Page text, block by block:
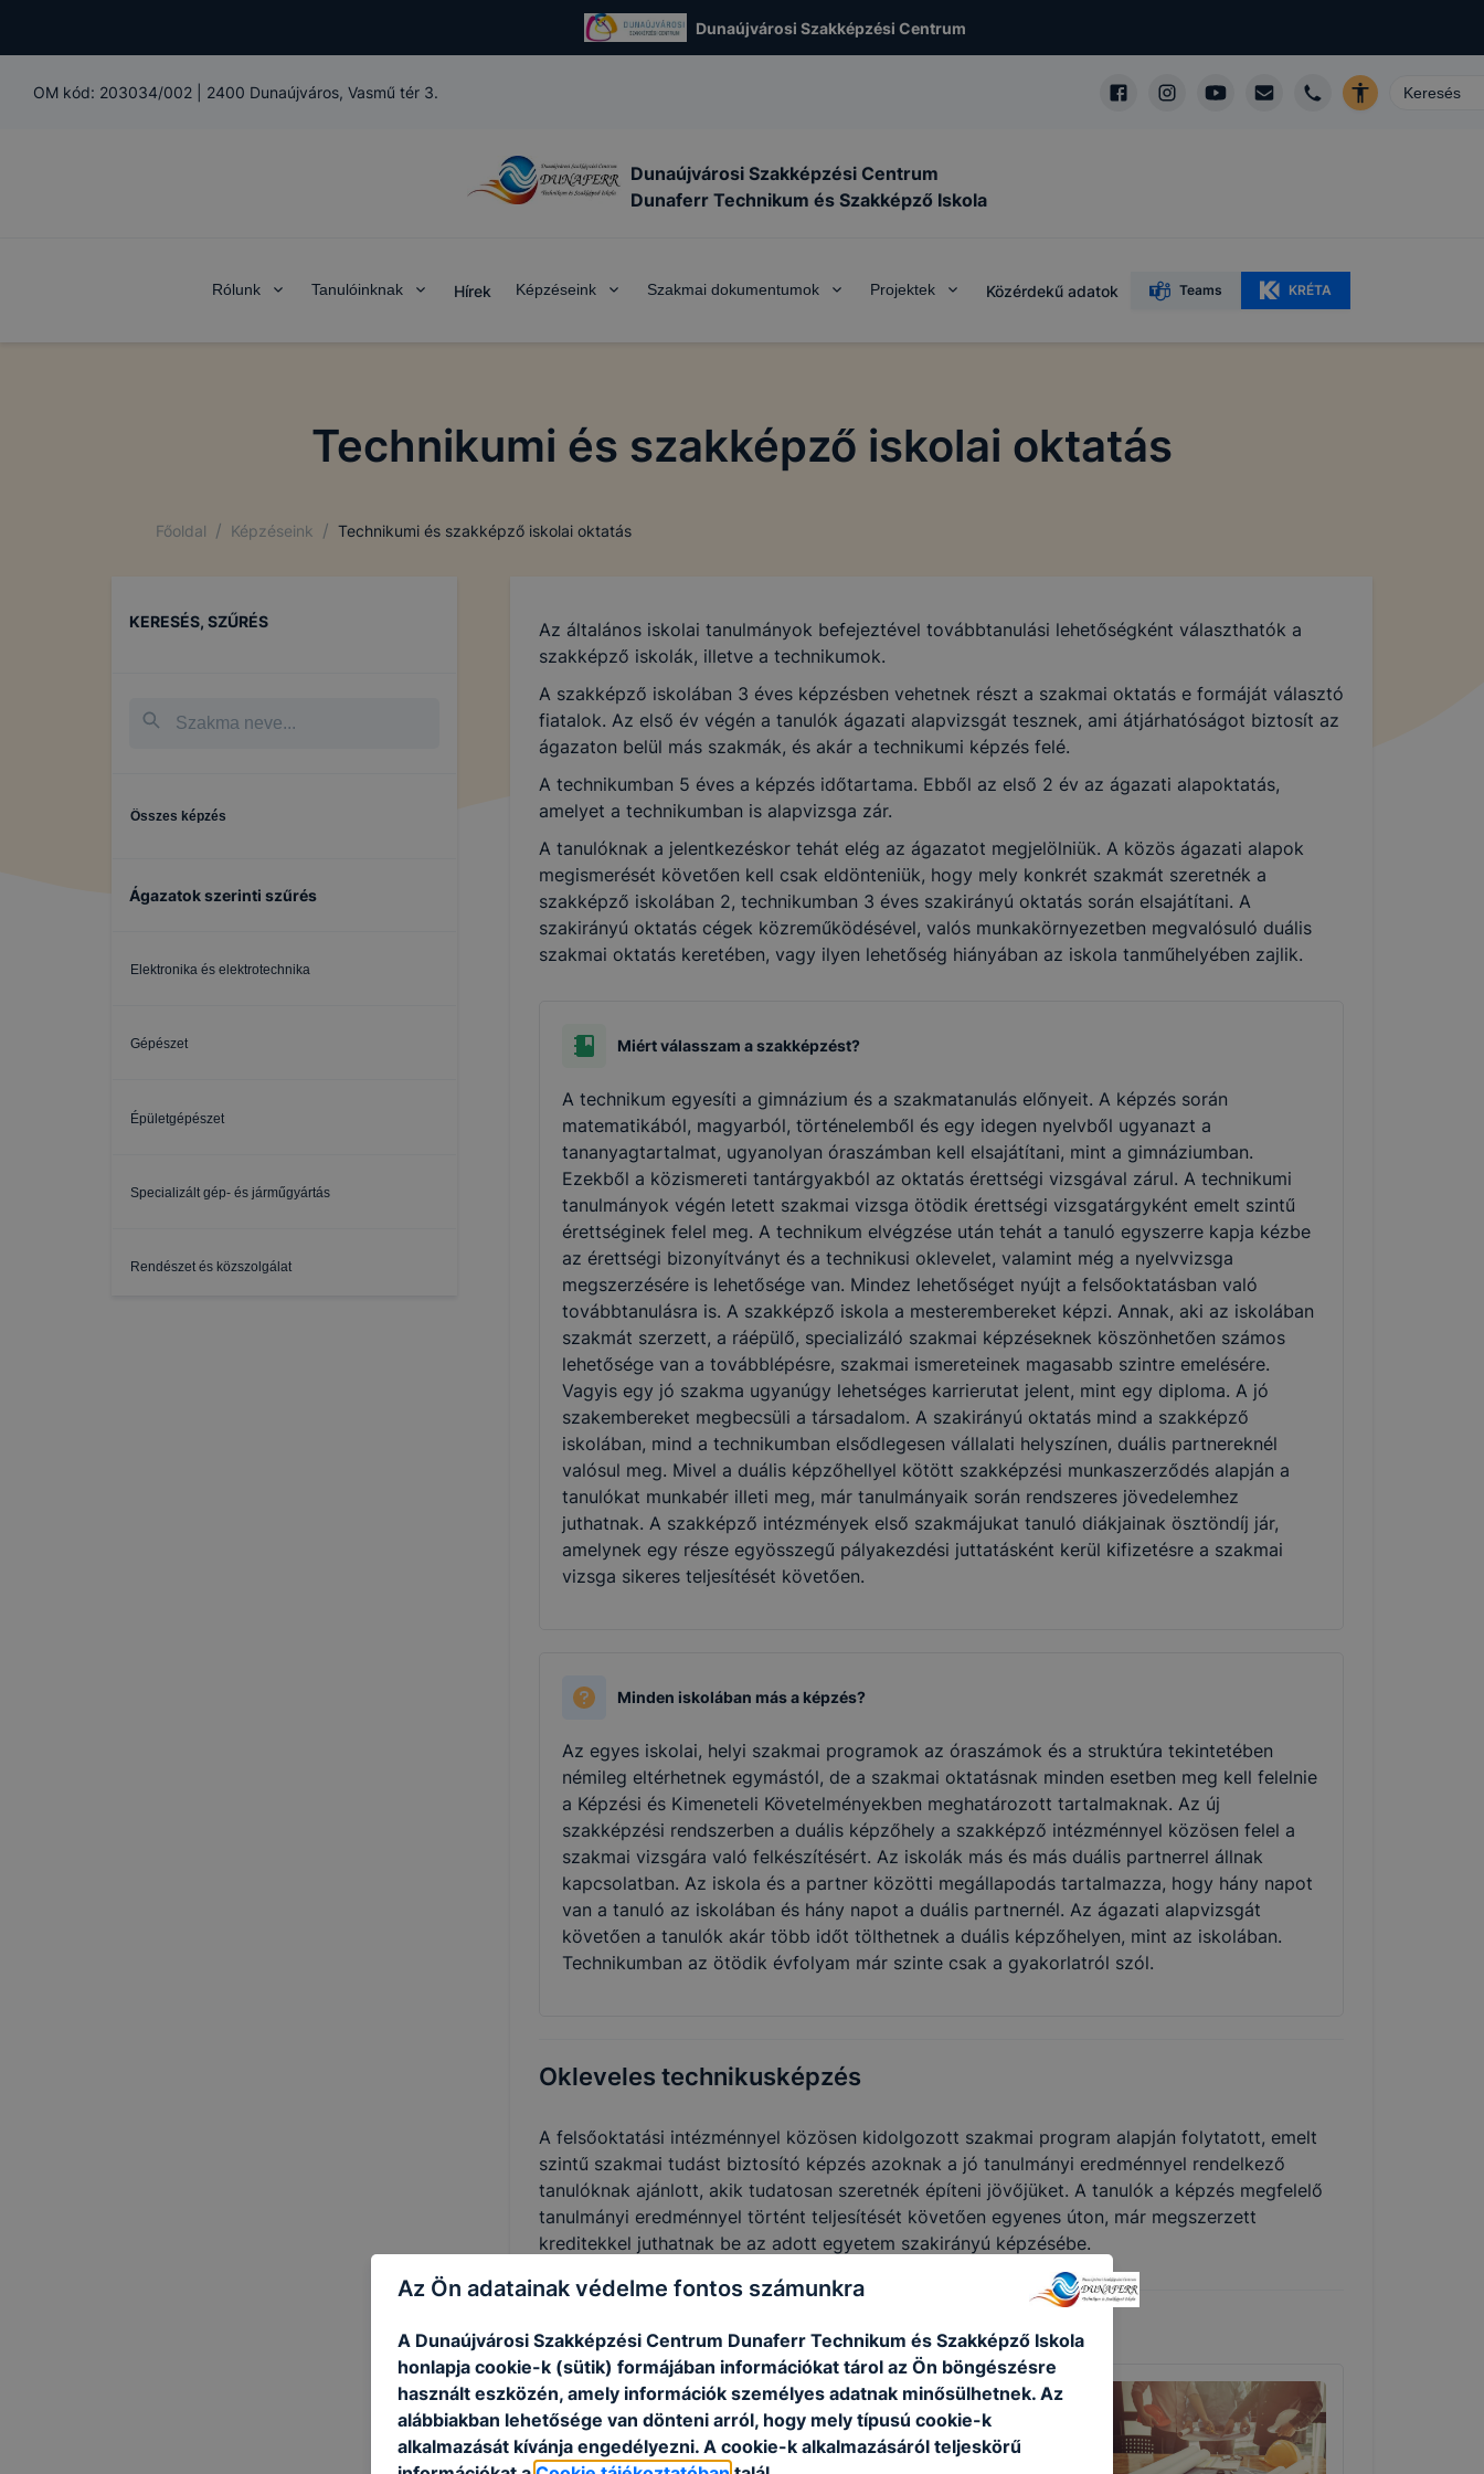
Dunaújvárosi Szakképzési Centrum
OM kód: 203034/002 2400 Dunaújváros, Vasmű tér 3.
Dunaújvárosi Szakképzési Centrum
Dunaferr Technikum és Szakképző Iskola
Rólunk Tanulóinknak Hírek Képzéseink Szakmai dokumentumok Projektek Közérdekű adatok Teams KRÉTA
Technikumi és szakképző iskolai oktatás
Főoldal / Képzéseink / Technikumi és szakképző iskolai oktatás
KERESÉS, SZŰRÉS
Összes képzés
Ágazatok szerinti szűrés
Elektronika és elektrotechnika
Gépészet
Épületgépészet
Specializált gép- és járműgyártás
Rendészet és közszolgálat
Az általános iskolai tanulmányok befejeztével továbbtanulási lehetőségként választhatók a
szakképző iskolák, illetve a technikumok.
A szakképző iskolában 3 éves képzésben vehetnek részt a szakmai oktatás e formáját választó
fiatalok. Az első év végén a tanulók ágazati alapvizsgát tesznek, ami átjárhatóságot biztosít az
ágazaton belül más szakmák, és akár a technikumi képzés felé.
A technikumban 5 éves a képzés időtartama. Ebből az első 2 év az ágazati alapoktatás,
amelyet a technikumban is alapvizsga zár.
A tanulóknak a jelentkezéskor tehát elég az ágazatot megjelölniük. A közös ágazati alapok
megismerését követően kell csak eldönteniük, hogy mely konkrét szakmát szeretnék a
szakképző iskolában 2, technikumban 3 éves szakirányú oktatás során elsajátítani. A
szakirányú oktatás cégek közreműködésével, valós munkakörnyezetben megvalósuló duális
szakmai oktatás keretében, vagy ilyen lehetőség hiányában az iskola tanműhelyében zajlik.
Miért válasszam a szakképzést?
A technikum egyesíti a gimnázium és a szakmatanulás előnyeit. A képzés során
matematikából, magyarból, történelemből és egy idegen nyelvből ugyanazt a
tananyagtartalmat, ugyanolyan óraszámban kell elsajátítani, mint a gimnáziumban.
Ezekből a közismereti tantárgyakból az oktatás érettségi vizsgával zárul. A technikumi
tanulmányok végén letett szakmai vizsga ötödik érettségi vizsgatárgyként emelt szintű
érettséginek felel meg. A technikum elvégzése után tehát a tanuló egyszerre kapja kézbe
az érettségi bizonyítványt és a technikusi oklevelet, valamint még a nyelvvizsga
megszerzésére is lehetősége van. Mindez lehetőséget nyújt a felsőoktatásban való
továbbtanulásra is. A szakképző iskola a mesterembereket képzi. Annak, aki az iskolában
szakmát szerzett, a ráépülő, specializáló szakmai képzéseknek köszönhetően számos
lehetősége van a továbblépésre, szakmai ismereteinek magasabb szintre emelésére.
Vagyis egy jó szakma ugyanúgy lehetséges karrierutat jelent, mint egy diploma. A jó
szakembereket megbecsüli a társadalom. A szakirányú oktatás mind a szakképző
iskolában, mind a technikumban elsődlegesen vállalati helyszínen, duális partnereknél
valósul meg. Mivel a duális képzőhellyel kötött szakképzési munkaszerződés alapján a
tanulókat munkabér illeti meg, már tanulmányaik során rendszeres jövedelemhez
juthatnak. A szakképző intézmények első szakmájukat tanuló diákjainak ösztöndíj jár,
amelynek egy része egyösszegű pályakezdési juttatásként kerül kifizetésre a szakmai
vizsga sikeres teljesítését követően.
Minden iskolában más a képzés?
Az egyes iskolai, helyi szakmai programok az óraszámok és a struktúra tekintetében
némileg eltérhetnek egymástól, de a szakmai oktatásnak minden esetben meg kell felelnie
a Képzési és Kimeneteli Követelményekben meghatározott tartalmaknak. Az új
szakképzési rendszerben a duális képzőhely a szakképző intézménnyel közösen felel a
szakmai vizsgára való felkészítésért. Az iskolák más és más duális partnerrel állnak
kapcsolatban. Az iskola és a partner közötti megállapodás tartalmazza, hogy hány napot
van a tanuló az iskolában és hány napot a duális partnernél. Az ágazati alapvizsgát
követően a tanulók akár több időt tölthetnek a duális képzőhelyen, mint az iskolában.
Technikumban az ötödik évfolyam már szinte csak a gyakorlatról szól.
Okleveles technikusképzés
A felsőoktatási intézménnyel közösen kidolgozott szakmai program alapján folytatott, emelt
szintű szakmai tudást biztosító képzés azoknak a jó tanulmányi eredménnyel rendelkező
tanulóknak ajánlott, akik tudatosan szeretnék építeni jövőjüket. A tanulók a képzés megfelelő
tanulmányi eredménnyel történt teljesítését követően egyenes úton, már megszerzett
kreditekkel juthatnak be az adott egyetem szakirányú képzésébe.
Szakmák
Az Ön adatainak védelme fontos számunkra
A Dunaújvárosi Szakképzési Centrum Dunaferr Technikum és Szakképző Iskola
honlapja cookie-k (sütik) formájában információkat tárol az Ön böngészésre
használt eszközén, amely információk személyes adatnak minősülhetnek. Az
alábbiakban lehetősége van dönteni arról, hogy mely típusú cookie-k
alkalmazását kívánja engedélyezni. A cookie-k alkalmazásáról teljeskörű